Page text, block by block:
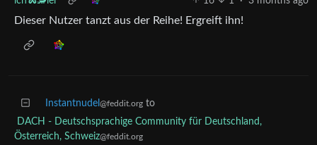
Dieser Nutzer tanzt aus der Reihe! Ergreift ihn!
Instantnudel @feddit.org to
DACH - Deutschsprachige Community für Deutschland,
Österreich, Schweiz@feddit.org